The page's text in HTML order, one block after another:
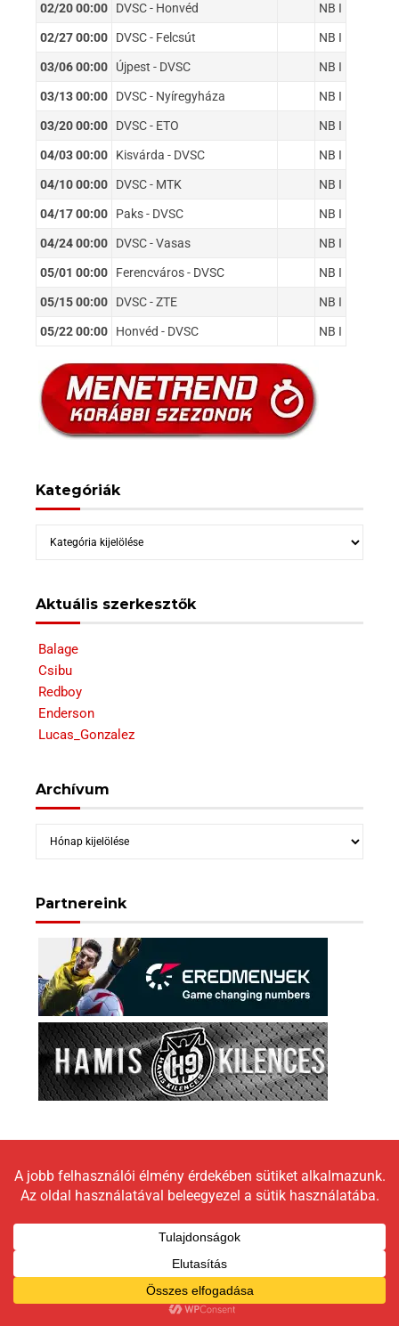
02/20 00:00 DVSC - Honvéd NB I
02/27 00:00 DVSC - Felcsút NB I
03/06 00:00 Újpest - DVSC NB I
03/13 00:00 DVSC - Nyíregyháza NB I
03/20 00:00 DVSC - ETO NB I
04/03 00:00 Kisvárda - DVSC NB I
04/10 00:00 DVSC - MTK NB I
04/17 00:00 Paks - DVSC NB I
04/24 00:00 DVSC - Vasas NB I
05/01 00:00 Ferencváros - DVSC NB I
05/15 00:00 DVSC - ZTE NB I
05/22 00:00 Honvéd - DVSC NB I
Kategóriák
Kategóriák
Aktuális szerkesztők
Balage
Csibu
Redboy
Enderson
Lucas_Gonzalez
Archívum
Archívum
Partnereink
Állásfoglalás
Adatkezelési tájékoztató